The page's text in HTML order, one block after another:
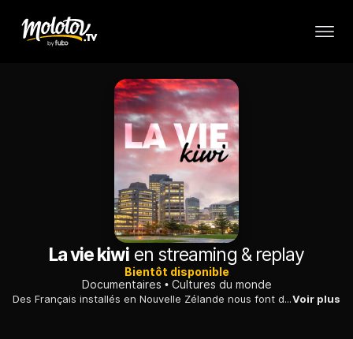
La vie kiwi en streaming & replay
Bientôt disponible
Documentaires
Cultures du monde
Des Français installés en Nouvelle Zélande nous font découvrir la vie à Wellington.Voir plus